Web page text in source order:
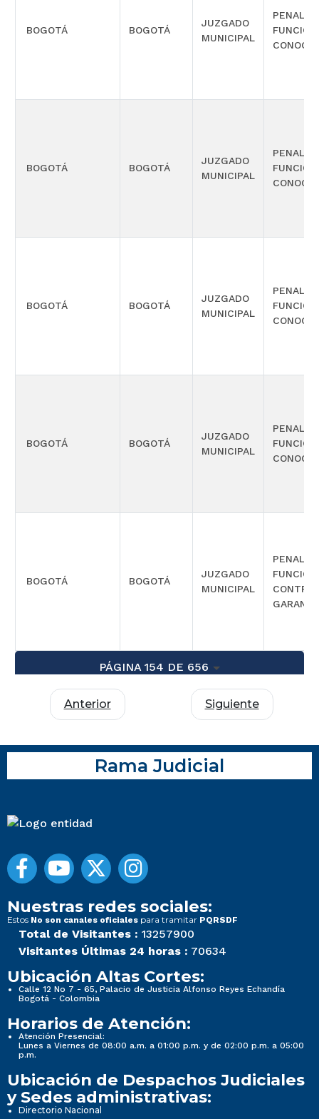
BOGOTÁ BOGOTÁ
JUZGADO
MUNICIPAL
PENAL
BOGOTÁ BOGOTÁ
JUZGADO
MUNICIPAL
PENAL
BOGOTÁ BOGOTÁ
JUZGADO
MUNICIPAL
PENAL
BOGOTÁ BOGOTÁ
JUZGADO
MUNICIPAL
PENAL
BOGOTÁ BOGOTÁ
JUZGADO
MUNICIPAL
PENAL
PÁGINA 154 DE 656
Anterior Siguiente
Rama Judicial
Nuestras redes sociales:
Estos No son canales oficiales para tramitar PQRSDF
Total de Visitantes : 13257900
Visitantes Últimas 24 horas : 70634
Ubicación Altas Cortes:
Calle 12 No 7 - 65, Palacio de Justicia Alfonso Reyes Echandía
Bogotá - Colombia
Horarios de Atención:
Atención Presencial:
Lunes a Viernes de 08:00 a.m. a 01:00 p.m. y de 02:00 p.m. a 05:00
p.m.
Ubicación de Despachos Judiciales
y Sedes administrativas:
Directorio Nacional